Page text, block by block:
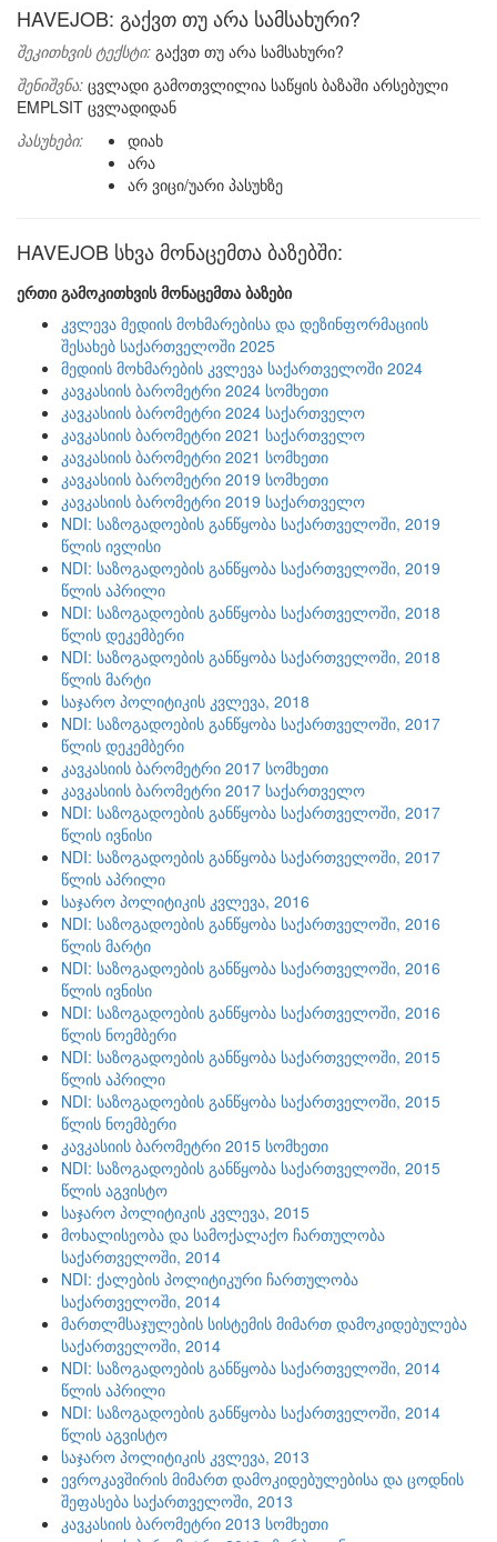
HAVEJOB: გაქვთ თუ არა სამსახური?
შეკითხვის ტექსტი: გაქვთ თუ არა სამსახური?
შენიშვნა: ცვლადი გამოთვლილია საწყის ბაზაში არსებული
EMPLSIT ცვლადიდან
პასუხები:
დიახ
არა
არ ვიცი/უარი პასუხზე
HAVEJOB სხვა მონაცემთა ბაზებში:
ერთი გამოკითხვის მონაცემთა ბაზები
კვლევა მედიის მოხმარებისა და დეზინფორმაციის
შესახებ საქართველოში 2025
მედიის მოხმარების კვლევა საქართველოში 2024
კავკასიის ბარომეტრი 2024 სომხეთი
კავკასიის ბარომეტრი 2024 საქართველო
კავკასიის ბარომეტრი 2021 საქართველო
კავკასიის ბარომეტრი 2021 სომხეთი
კავკასიის ბარომეტრი 2019 სომხეთი
კავკასიის ბარომეტრი 2019 საქართველო
NDI: საზოგადოების განწყობა საქართველოში, 2019
წლის ივლისი
NDI: საზოგადოების განწყობა საქართველოში, 2019
წლის აპრილი
NDI: საზოგადოების განწყობა საქართველოში, 2018
წლის დეკემბერი
NDI: საზოგადოების განწყობა საქართველოში, 2018
წლის მარტი
საჯარო პოლიტიკის კვლევა, 2018
NDI: საზოგადოების განწყობა საქართველოში, 2017
წლის დეკემბერი
კავკასიის ბარომეტრი 2017 სომხეთი
კავკასიის ბარომეტრი 2017 საქართველო
NDI: საზოგადოების განწყობა საქართველოში, 2017
წლის ივნისი
NDI: საზოგადოების განწყობა საქართველოში, 2017
წლის აპრილი
საჯარო პოლიტიკის კვლევა, 2016
NDI: საზოგადოების განწყობა საქართველოში, 2016
წლის მარტი
NDI: საზოგადოების განწყობა საქართველოში, 2016
წლის ივნისი
NDI: საზოგადოების განწყობა საქართველოში, 2016
წლის ნოემბერი
NDI: საზოგადოების განწყობა საქართველოში, 2015
წლის აპრილი
NDI: საზოგადოების განწყობა საქართველოში, 2015
წლის ნოემბერი
კავკასიის ბარომეტრი 2015 სომხეთი
NDI: საზოგადოების განწყობა საქართველოში, 2015
წლის აგვისტო
საჯარო პოლიტიკის კვლევა, 2015
მოხალისეობა და სამოქალაქო ჩართულობა
საქართველოში, 2014
NDI: ქალების პოლიტიკური ჩართულობა
საქართველოში, 2014
მართლმსაჯულების სისტემის მიმართ დამოკიდებულება
საქართველოში, 2014
NDI: საზოგადოების განწყობა საქართველოში, 2014
წლის აპრილი
NDI: საზოგადოების განწყობა საქართველოში, 2014
წლის აგვისტო
საჯარო პოლიტიკის კვლევა, 2013
ევროკავშირის მიმართ დამოკიდებულებისა და ცოდნის
შეფასება საქართველოში, 2013
კავკასიის ბარომეტრი 2013 სომხეთი